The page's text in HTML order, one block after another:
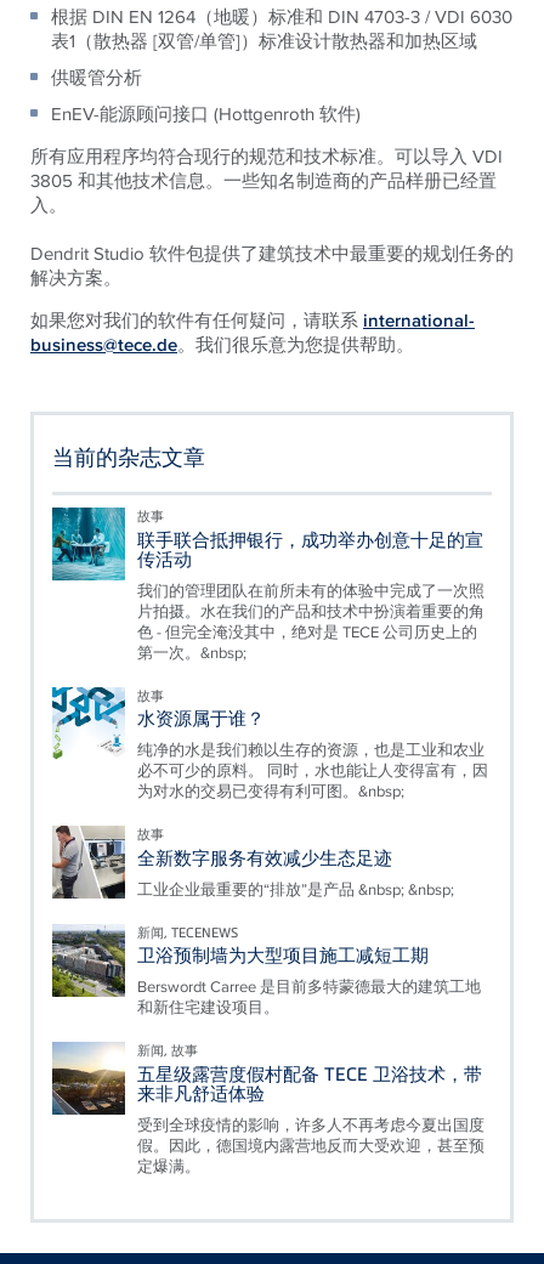
根据 DIN EN 1264（地暖）标准和 DIN 4703-3 / VDI 6030
表1（散热器 [双管/单管]）标准设计散热器和加热区域
供暖管分析
EnEV-能源顾问接口 (Hottgenroth 软件)
所有应用程序均符合现行的规范和技术标准。可以导入 VDI
3805 和其他技术信息。一些知名制造商的产品样册已经置
入。
Dendrit Studio 软件包提供了建筑技术中最重要的规划任务的
解决方案。
如果您对我们的软件有任何疑问，请联系international-
business@tece.de。我们很乐意为您提供帮助。
当前的杂志文章
故事
联手联合抵押银行，成功举办创意十足的宣
传活动
我们的管理团队在前所未有的体验中完成了一次照
片拍摄。水在我们的产品和技术中扮演着重要的角
色 - 但完全淹没其中，绝对是 TECE 公司历史上的
第一次。&nbsp;
故事
水资源属于谁？
纯净的水是我们赖以生存的资源，也是工业和农业
必不可少的原料。 同时，水也能让人变得富有，因
为对水的交易已变得有利可图。&nbsp;
故事
全新数字服务有效减少生态足迹
工业企业最重要的“排放”是产品 &nbsp; &nbsp;
新闻, TECENEWS
卫浴预制墙为大型项目施工减短工期
Berswordt Carree 是目前多特蒙德最大的建筑工地
和新住宅建设项目。
新闻, 故事
五星级露营度假村配备 TECE 卫浴技术，带
来非凡舒适体验
受到全球疫情的影响，许多人不再考虑今夏出国度
假。因此，德国境内露营地反而大受欢迎，甚至预
定爆满。